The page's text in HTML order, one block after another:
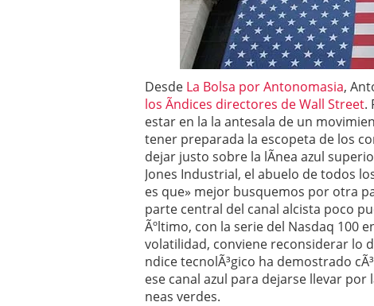
Desde La Bolsa por Antonomasia,
los Ã­ndices directores de Wall Street.
estar en la la antesala de un
tener preparada la escopeta de los
dejar justo sobre la lÃ­nea azul
Jones Industrial, el abuelo de todos
es que» mejor busquemos por otra
parte central del canal alcista poco
Ãºltimo, con la serie del Nasdaq 100
volatilidad, conviene reconsiderar lo
ndice tecnolÃ³gico ha demostrado
ese canal azul para dejarse llevar
neas verdes.